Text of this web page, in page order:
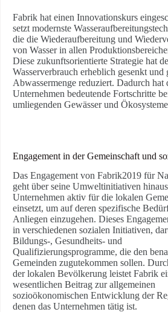
Fabrik hat einen Innovationskurs
setzt modernste
die die Wiederaufbereitung und
von Wasser in allen
Diese zukunftsorientierte Strategie hat
Wasserverbrauch erheblich gesenkt
Abwassermenge reduziert. Dadurch hat
Unternehmen bedeutende Fortschritte
umliegenden Gewässer und
Engagement in der Gemeinschaft und
Das Engagement von Fabrik2019 für
geht über seine Umweltinitiativen
Unternehmen aktiv für die lokalen
einsetzt, um auf deren spezifische
Anliegen einzugehen. Dieses
in verschiedenen sozialen Initiativen,
Bildungs-, Gesundheits- und
Qualifizierungsprogramme, die den
Gemeinden zugutekommen sollen.
der lokalen Bevölkerung leistet Fabrik
wesentlichen Beitrag zur allgemeinen
sozioökonomischen Entwicklung der
denen das Unternehmen tätig ist.